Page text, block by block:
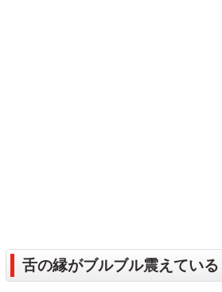
舌の縁がブルブル震えている